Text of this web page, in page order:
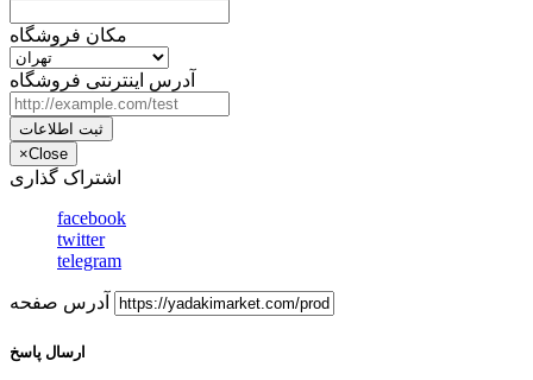
مکان فروشگاه
آدرس اینترنتی فروشگاه
ثبت اطلاعات
×Close
اشتراک گذاری
facebook
twitter
telegram
آدرس صفحه
ارسال پاسخ